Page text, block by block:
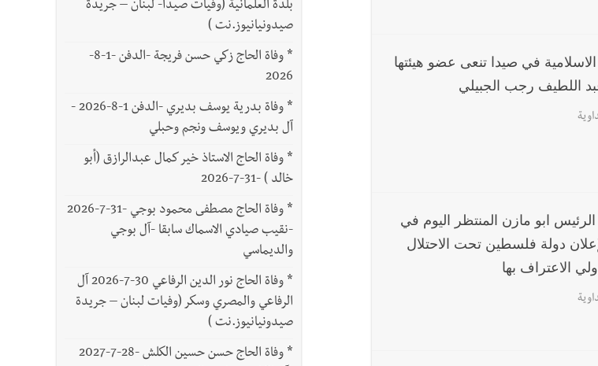
في صيدا تنعى عضو هيئتها
اللطيف رجب الجبيلي
ابو مازن المنتظر اليوم في
دولة فلسطين تحت الاحتلال
الاعتراف بها
بلدة العلمانية (وفيات صيدا- لبنان – جريدة
صيدونيانيوز.نت )
*
وفاة الحاج زكي حسن فريجة -الدفن -1-8-
2026
*
وفاة بدرية يوسف بديري -الدفن 1-8-2026 -
آل بديري ويوسف ونجم وحبلي
* وفاة الحاج الاستاذ خير كمال عبدالرازق (أبو
خالد ) -31-7-2026
*
وفاة الحاج مصطفى محمود بوجي -31-7-2026
-نقيب صيادي الاسماك سابقا -آل بوجي
والديماسي
*
وفاة الحاج نور الدين الرفاعي 30-7-2026 آل
الرفاعي والمصري وسكر (وفيات لبنان – جريدة
صيدونيانيوز.نت )
*
وفاة الحاج حسن حسين الكلش -28-7-2027